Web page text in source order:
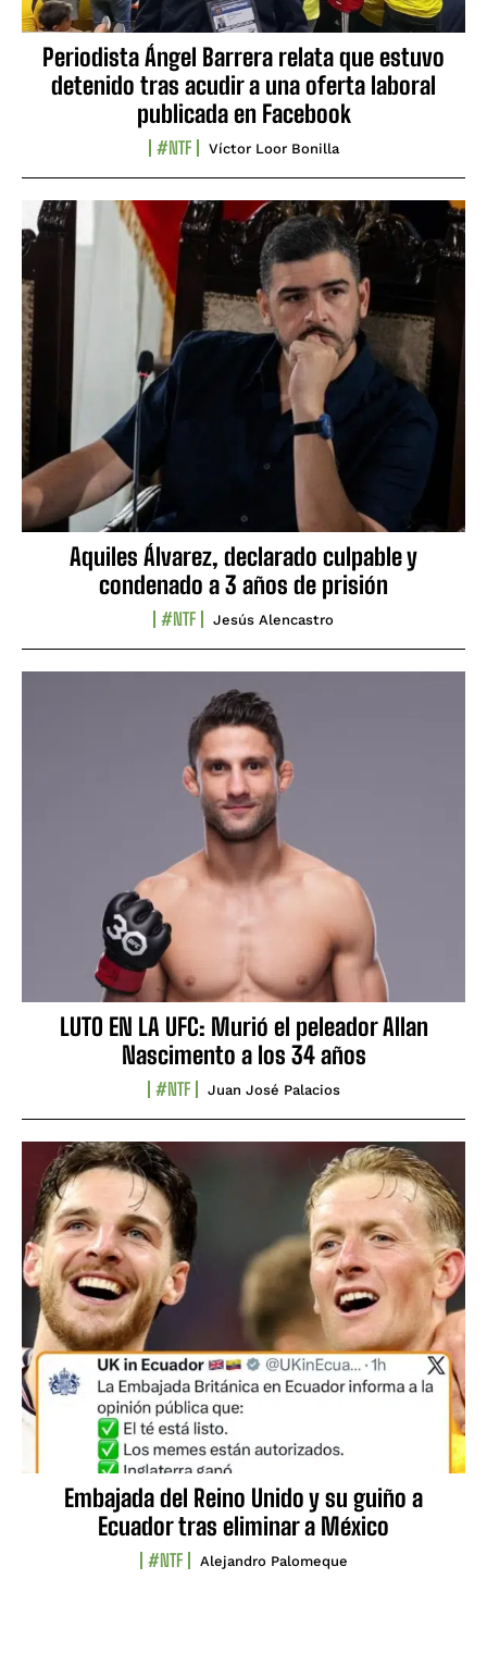
Periodista Ángel Barrera relata que estuvo
detenido tras acudir a una oferta laboral
publicada en Facebook
#NTF Víctor Loor Bonilla
Aquiles Álvarez, declarado culpable y
condenado a 3 años de prisión
#NTF Jesús Alencastro
LUTO EN LA UFC: Murió el peleador Allan
Nascimento a los 34 años
#NTF Juan José Palacios
Embajada del Reino Unido y su guiño a
Ecuador tras eliminar a México
#NTF Alejandro Palomeque